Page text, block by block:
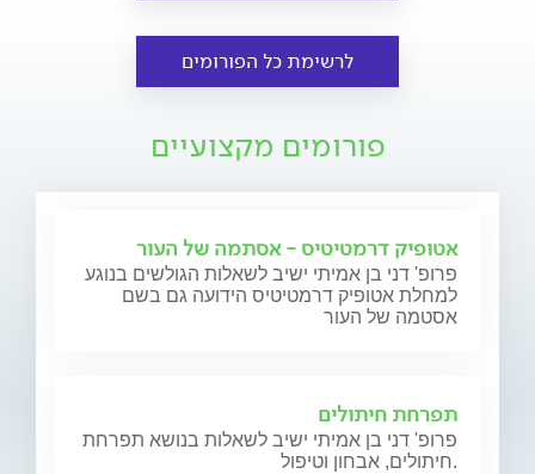
לרשימת כל הפורומים
פורומים מקצועיים
אטופיק דרמטיטיס - אסתמה של העור
פרופ' דני בן אמיתי ישיב לשאלות הגולשים בנוגע
למחלת אטופיק דרמטיטיס הידועה גם בשם
אסטמה של העור
תפרחת חיתולים
פרופ' דני בן אמיתי ישיב לשאלות בנושא תפרחת
חיתולים, אבחון וטיפול.